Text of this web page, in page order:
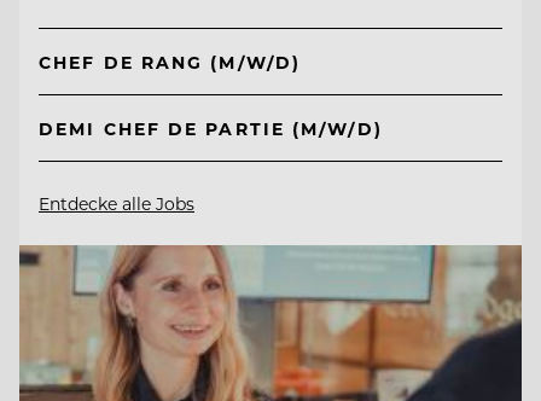
CHEF DE RANG (M/W/D)
DEMI CHEF DE PARTIE (M/W/D)
Entdecke alle Jobs